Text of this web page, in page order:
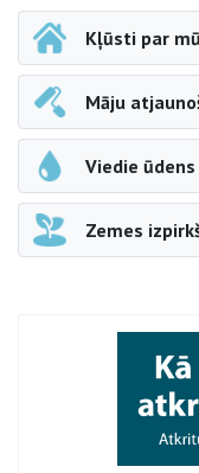
Kļūsti par
Māju
Viedie
Zemes